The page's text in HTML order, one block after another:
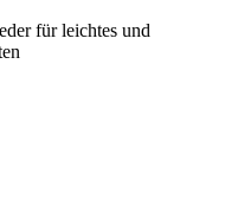
für leichtes und